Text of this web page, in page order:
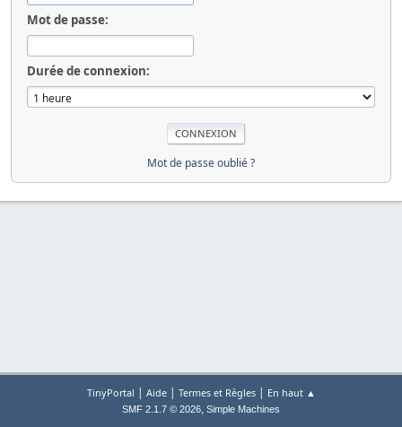
Mot de passe:
Durée de connexion:
Mot de passe oublié ?
TinyPortal | Aide| Termes et Règles| En haut ▲
SMF 2.1.7 © 2026, Simple Machines